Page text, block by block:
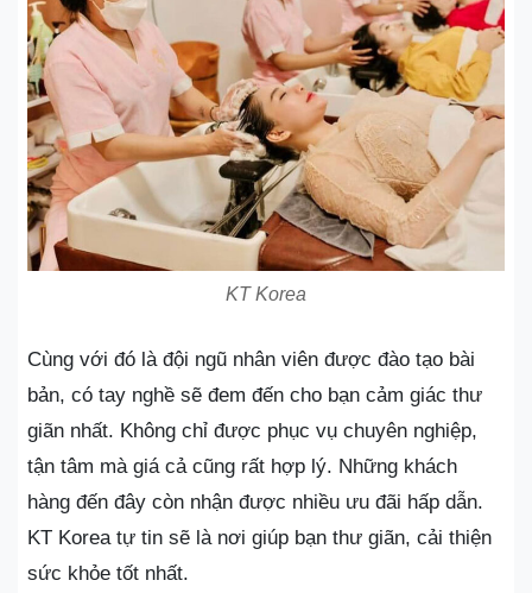
KT Korea
Cùng với đó là đội ngũ nhân viên được đào tạo bài
bản, có tay nghề sẽ đem đến cho bạn cảm giác thư
giãn nhất. Không chỉ được phục vụ chuyên nghiệp,
tận tâm mà giá cả cũng rất hợp lý. Những khách
hàng đến đây còn nhận được nhiều ưu đãi hấp dẫn.
KT Korea tự tin sẽ là nơi giúp bạn thư giãn, cải thiện
sức khỏe tốt nhất.